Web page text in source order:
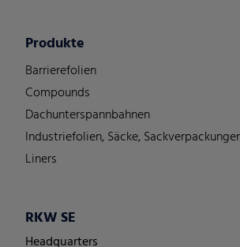
Produkte
Barrierefolien
Compounds
Dachunterspannbahnen
Industriefolien, Säcke,
Liners
RKW SE
Headquarters